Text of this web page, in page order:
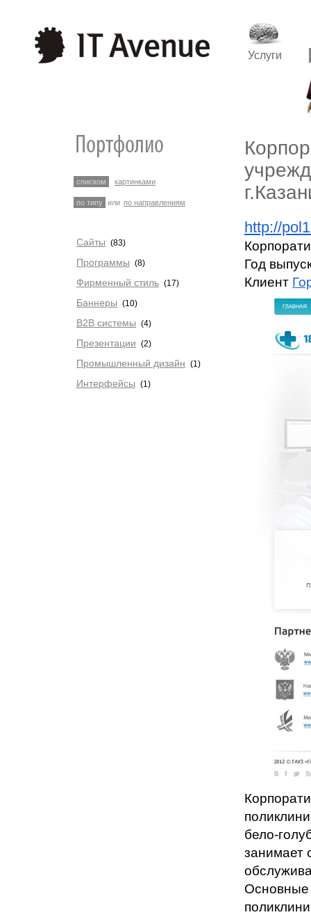
Услуги
списком картинками
по типу или по направлениям
Сайты (83)
Программы (8)
Фирменный стиль (17)
Баннеры (10)
B2B системы (4)
Презентации (2)
Промышленный дизайн (1)
Интерфейсы (1)
http://
Год
Клиент
бело-
занимает
Основные